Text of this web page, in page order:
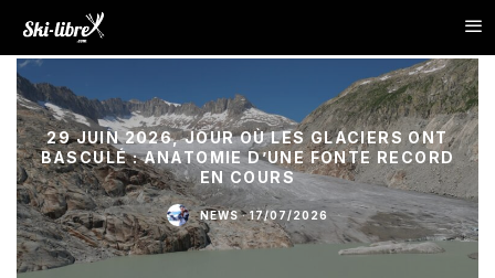
29 JUIN 2026, JOUR OÙ LES GLACIERS ONT
BASCULÉ : ANATOMIE D’UNE FONTE RECORD
EN COURS
NEWS · 17/07/2026